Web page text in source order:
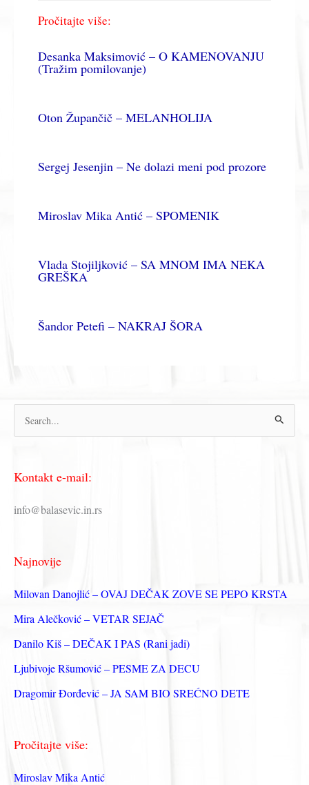
Pročitajte više:
Desanka Maksimović – O KAMENOVANJU
(Tražim pomilovanje)
Oton Župančič – MELANHOLIJA
Sergej Jesenjin – Ne dolazi meni pod prozore
Miroslav Mika Antić – SPOMENIK
Vlada Stojiljković – SA MNOM IMA NEKA
GREŠKA
Šandor Petefi – NAKRAJ ŠORA
р
т
р
а
з
а
Kontakt e-mail:
info@balasevic.in.rs
Najnovije
Milovan Danojlić – OVAJ DEČAK ZOVE SE PEPO KRSTA
Mira Alečković – VETAR SEJAČ
Danilo Kiš – DEČAK I PAS (Rani jadi)
Ljubivoje Ršumović – PESME ZA DECU
Dragomir Đorđević – JA SAM BIO SREĆNO DETE
Pročitajte više:
Miroslav Mika Antić